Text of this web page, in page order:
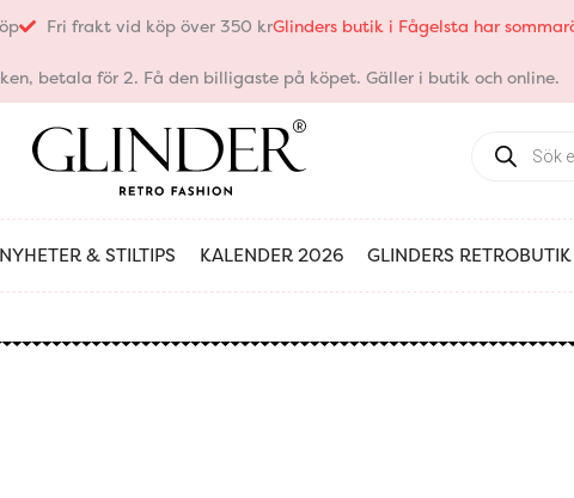
Fri frakt vid köp över 350 krGlinders butik i Fågelsta har
betala för 2. Få den billigaste på köpet. Gäller i butik och online.
search
NYHETER & STILTIPS KALENDER 2026 GLINDERS RETROBUTIK